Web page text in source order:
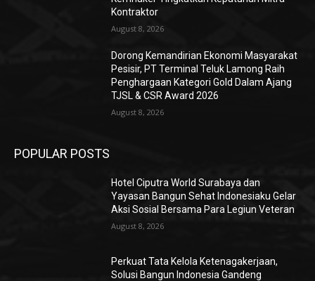
Kontraktor
August 8, 2026
Dorong Kemandirian Ekonomi Masyarakat
Pesisir, PT Terminal Teluk Lamong Raih
Penghargaan Kategori Gold Dalam Ajang
TJSL & CSR Award 2026
August 8, 2026
POPULAR POSTS
Hotel Ciputra World Surabaya dan
Yayasan Bangun Sehat Indonesiaku Gelar
Aksi Sosial Bersama Para Legiun Veteran
August 8, 2026
Perkuat Tata Kelola Ketenagakerjaan,
Solusi Bangun Indonesia Gandeng